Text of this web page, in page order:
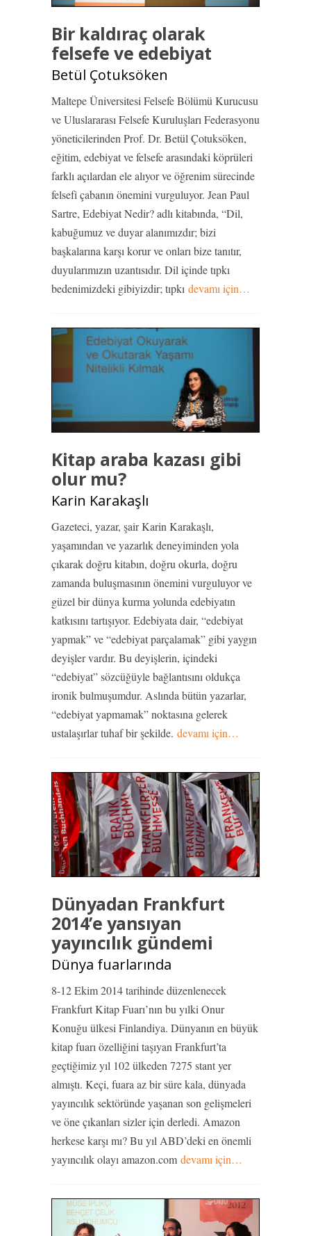
Bir kaldıraç olarak
felsefe ve edebiyat
Betül Çotuksöken
Maltepe Üniversitesi Felsefe Bölümü Kurucusu
ve Uluslararası Felsefe Kuruluşları Federasyonu
yöneticilerinden Prof. Dr. Betül Çotuksöken,
eğitim, edebiyat ve felsefe arasındaki köprüleri
farklı açılardan ele alıyor ve öğrenim sürecinde
felsefi çabanın önemini vurguluyor. Jean Paul
Sartre, Edebiyat Nedir? adlı kitabında, “Dil,
kabuğumuz ve duyar alanımızdır; bizi
başkalarına karşı korur ve onları bize tanıtır,
duyularımızın uzantısıdır. Dil içinde tıpkı
bedenimizdeki gibiyizdir; tıpkı devamı için…
Kitap araba kazası gibi
olur mu?
Karin Karakaşlı
Gazeteci, yazar, şair Karin Karakaşlı,
yaşamından ve yazarlık deneyiminden yola
çıkarak doğru kitabın, doğru okurla, doğru
zamanda buluşmasının önemini vurguluyor ve
güzel bir dünya kurma yolunda edebiyatın
katkısını tartışıyor. Edebiyata dair, “edebiyat
yapmak” ve “edebiyat parçalamak” gibi yaygın
deyişler vardır. Bu deyişlerin, içindeki
“edebiyat” sözcüğüyle bağlantısını oldukça
ironik bulmuşumdur. Aslında bütün yazarlar,
“edebiyat yapmamak” noktasına gelerek
ustalaşırlar tuhaf bir şekilde. devamı için…
Dünyadan Frankfurt
2014’e yansıyan
yayıncılık gündemi
Dünya fuarlarında
8-12 Ekim 2014 tarihinde düzenlenecek
Frankfurt Kitap Fuarı’nın bu yılki Onur
Konuğu ülkesi Finlandiya. Dünyanın en büyük
kitap fuarı özelliğini taşıyan Frankfurt’ta
geçtiğimiz yıl 102 ülkeden 7275 stant yer
almıştı. Keçi, fuara az bir süre kala, dünyada
yayıncılık sektöründe yaşanan son gelişmeleri
ve öne çıkanları sizler için derledi. Amazon
herkese karşı mı? Bu yıl ABD’deki en önemli
yayıncılık olayı amazon.com devamı için…